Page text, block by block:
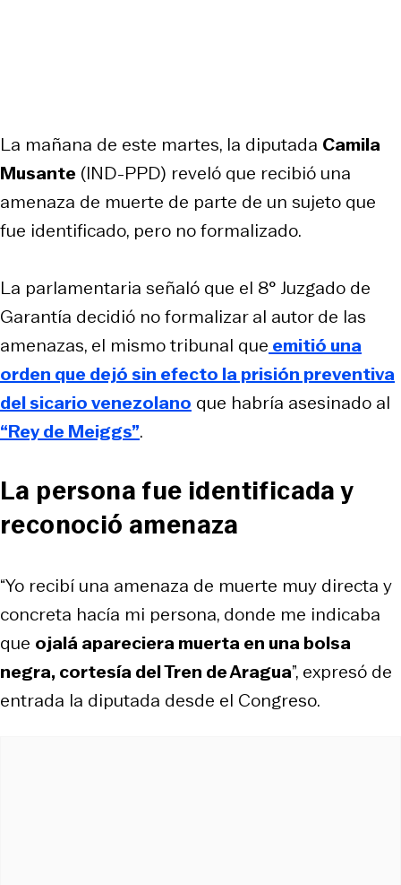
La mañana de este martes, la diputada Camila
Musante (IND-PPD) reveló que recibió una
amenaza de muerte de parte de un sujeto que
fue identificado, pero no formalizado.
La parlamentaria señaló que el 8° Juzgado de
Garantía decidió no formalizar al autor de las
amenazas, el mismo tribunal que emitió una
orden que dejó sin efecto la prisión preventiva
del sicario venezolano que habría asesinado al
“Rey de Meiggs”.
La persona fue identificada y
reconoció amenaza
“Yo recibí una amenaza de muerte muy directa y
concreta hacía mi persona, donde me indicaba
que ojalá apareciera muerta en una bolsa
negra, cortesía del Tren de Aragua”, expresó de
entrada la diputada desde el Congreso.